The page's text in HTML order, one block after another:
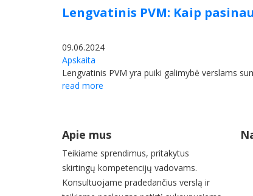
Lengvatinis PVM: Kaip
09.06.2024
Apskaita
Lengvatinis PVM yra puiki galimybė verslams
read more
Apie mus
Teikiame sprendimus, pritakytus
skirtingų kompetencijų vadovams.
Konsultuojame pradedančius verslą ir